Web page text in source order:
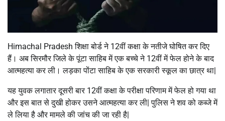
Himachal Pradesh शिक्षा बोर्ड ने 12वीं कक्षा के नतीजे घोषित कर दिए
हैं। अब सिरमौर जिले के पूंटा साहिब में एक बच्चे ने 12वीं में फेल होने के बाद
आत्महत्या कर ली। लड़का पोंटा साहिब के एक सरकारी स्कूल का छात्र था|
यह युवक लगातार दूसरी बार 12वीं कक्षा के परीक्षा परिणाम में फेल हो गया था
और इस बात से दुखी होकर उसने आत्महत्या कर ली| पुलिस ने शव को कब्जे में
ले लिया है और मामले की जांच की जा रही है|